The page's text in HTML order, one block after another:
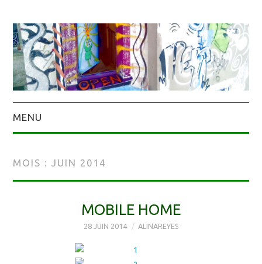
MENU
MOIS :JUIN 2014
MOBILE HOME
28 JUIN 2014 ALINAREYES